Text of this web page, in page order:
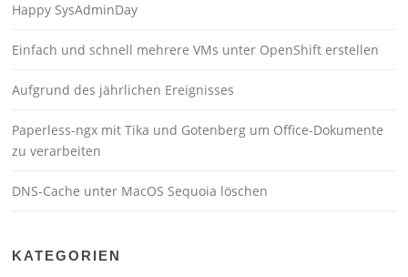
Happy SysAdminDay
Einfach und schnell mehrere VMs unter OpenShift erstellen
Aufgrund des jährlichen Ereignisses
Paperless-ngx mit Tika und Gotenberg um Office-Dokumente
zu verarbeiten
DNS-Cache unter MacOS Sequoia löschen
KATEGORIEN